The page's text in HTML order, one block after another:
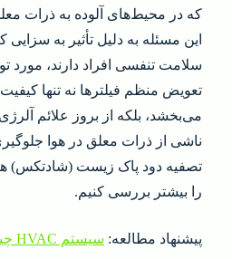
که در محیط‌های آلوده به ذرات
این مسئله به دلیل تأثیر به سزایی
سلامت تنفسی افراد دارند، مورد
تعویض منظم فیلترها نه تنها
می‌بخشد، بلکه از بروز علائم
ناشی از ذرات معلق در هوا
تصفیه دود پاک زیست (شادتکس)
را بیشتر بررسی کنیم.
پیشنهاد مطالعه: سیستم HVAC چیست؟